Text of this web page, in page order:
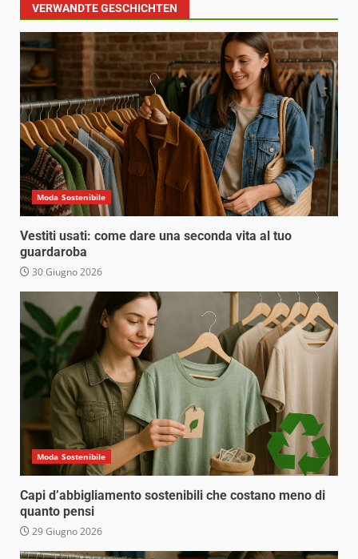
VERWANDTE GESCHICHTEN
Moda Sostenibile
Vestiti usati: come dare una seconda vita al tuo
guardaroba
30 Giugno 2026
Moda Sostenibile
Capi d’abbigliamento sostenibili che costano meno di
quanto pensi
29 Giugno 2026